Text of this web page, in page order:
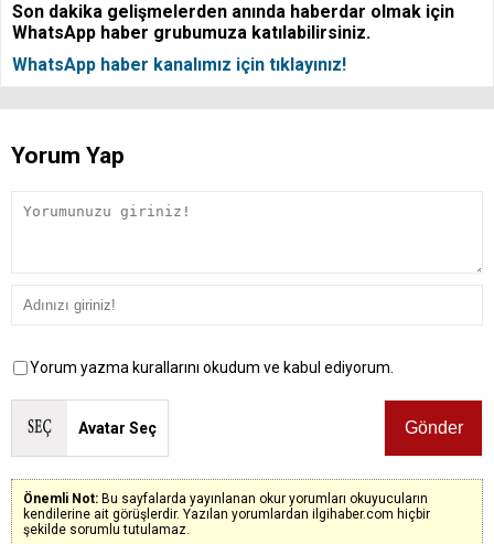
Son dakika gelişmelerden anında haberdar olmak için
WhatsApp haber grubumuza katılabilirsiniz.
WhatsApp haber kanalımız için tıklayınız!
Yorum Yap
Yorum yazma kurallarını okudum ve kabul ediyorum.
Avatar Seç
Önemli Not: Bu sayfalarda yayınlanan okur yorumları okuyucuların
kendilerine ait görüşlerdir. Yazılan yorumlardan ilgihaber.com hiçbir
şekilde sorumlu tutulamaz.